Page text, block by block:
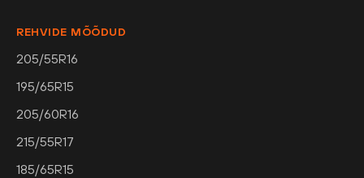
REHVIDE MÕÕDUD
205/55R16
195/65R15
205/60R16
215/55R17
185/65R15